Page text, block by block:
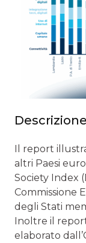
Descrizione
Il report
altri Paesi
Society Index
Commissione
degli Stati
Inoltre il
elaborato